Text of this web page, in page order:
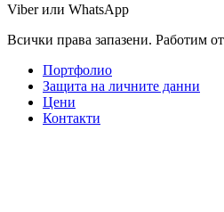
Viber или WhatsApp
Всички права запазени. Работим
Портфолио
Защита на личните данни
Цени
Контакти